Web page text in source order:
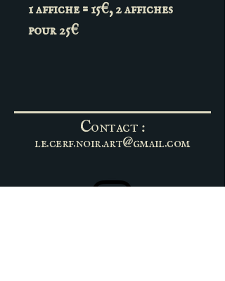
1 affiche = 15€, 2 affiches
pour 25€
Contact :
le.cerf.noir.art@gmail.com